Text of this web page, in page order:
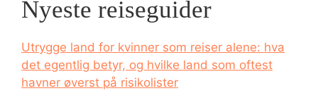
Nyeste reiseguider
Utrygge land for kvinner som reiser alene: hva
det egentlig betyr, og hvilke land som oftest
havner øverst på risikolister